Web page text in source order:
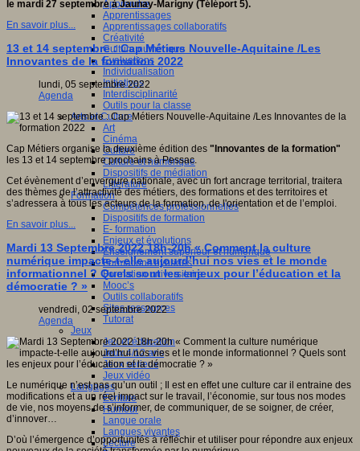
Apprendre
Apprentissages
Apprentissages collaboratifs
Créativité
Culture numérique
Evaluations
Individualisation
Initiatives
Interdisciplinarité
Outils pour la classe
Arts et Culture
Art
Cinéma
Culture
Culture et numérique
Dispositifs de médiation
Littérature
Formation
Compétences professionnelles
Dispositifs de formation
E- formation
Enjeux et évolutions
Enseignement supérieur et numérique
Formations hybrides
Formation universitaire
Mooc’s
Outils collaboratifs
Sites ressources
Tutorat
Jeux
Jeu et éducation
Jeux 4/12 ans
Jeux sérieux
Jeux vidéo
Langages
Ecriture
Humour
Langue orale
Langues vivantes
Lecture
le mardi 27 septembre à Jaunay-Marigny (Téléport 5).
En savoir plus...
13 et 14 septembre : Cap Métiers Nouvelle-Aquitaine /Les
Innovantes de la formation 2022
lundi, 05 septembre 2022
Agenda
Cap Métiers organise la deuxième édition des "Innovantes de la formation"
les 13 et 14 septembre prochains à Pessac.
Cet évènement d’envergure nationale, avec un fort ancrage territorial, traitera
des thèmes de l’attractivité des métiers, des formations et des territoires et
s’adressera à tous les acteurs de la formation, de l'orientation et de l’emploi.
En savoir plus...
Mardi 13 Septembre 2022 18h-20h « Comment la culture
numérique impacte-t-elle aujourd’hui nos vies et le monde
informationnel ? Quels sont les enjeux pour l’éducation et la
démocratie ? »
vendredi, 02 septembre 2022
Agenda
Le numérique n’est pas qu’un outil ; Il est en effet une culture car il entraine des
modifications et a un réel impact sur le travail, l’économie, sur tous nos modes
de vie, nos moyens de s’informer, de communiquer, de se soigner, de créer,
d’innover…
D’où l’émergence d’opportunités à réfléchir et utiliser pour répondre aux enjeux